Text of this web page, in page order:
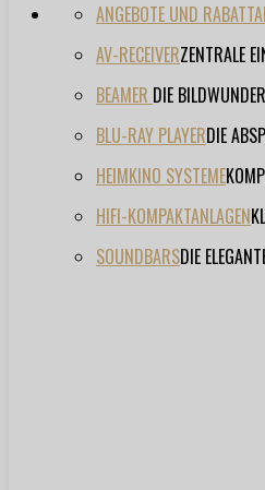
ANGEBOTE UND
AV-RECEIVERZENTRALE
BEAMER DIE BILDWUNDER
BLU-RAY PLAYERDIE
HEIMKINO SYSTEME
HIFI-KOMPAKTANLAGEN
SOUNDBARSDIE